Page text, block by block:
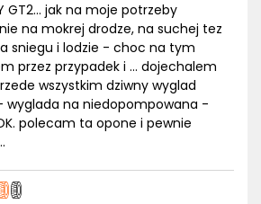
GT2... jak na moje potrzeby
na mokrej drodze, na suchej tez
sniegu i lodzie - choc na tym
przez przypadek i ... dojechalem
wszystkim dziwny wyglad
wyglada na niedopompowana -
polecam ta opone i pewnie